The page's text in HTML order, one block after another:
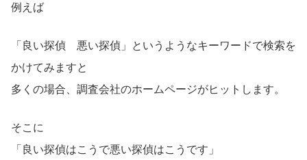
例えば
「良い探偵 悪い探偵」というようなキーワードで検索を
かけてみますと
多くの場合、調査会社のホームページがヒットします。
そこに
「良い探偵はこうで悪い探偵はこうです」